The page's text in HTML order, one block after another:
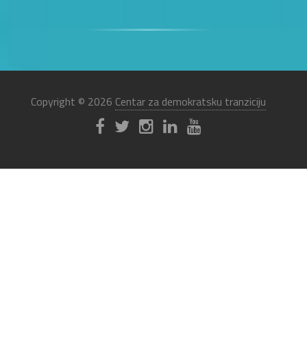
Copyright © 2026 Centar za demokratsku tranziciju